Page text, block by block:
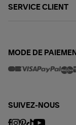
SERVICE CLIENT
MODE DE
SUIVEZ-NOUS